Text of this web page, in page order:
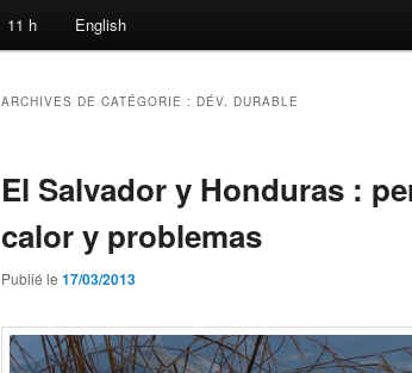
11 h English
ARCHIVES DE CATÉGORIE : DÉV. DURABLE
El Salvador y Honduras :
calor y problemas
Publié le 17/03/2013